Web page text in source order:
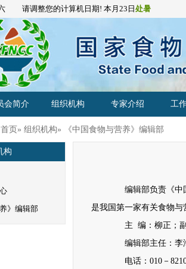
请调整您的计算机日期! 本月23日 处暑
会简介 组织机构 专家介绍 工
首页 » 组织机构» 《中国食物与营养》编辑部
构
》编辑部
编辑部负责《中国
是我国第一家有关食物
主 编：柳正；副
编辑部主任：李
电话：010－